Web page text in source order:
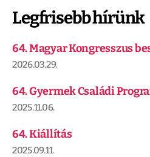
Legfrisebb hírünk
64. Magyar Kongresszus
2026.03.29.
64. Gyermek Családi
2025.11.06.
64. Kiállítás
2025.09.11.